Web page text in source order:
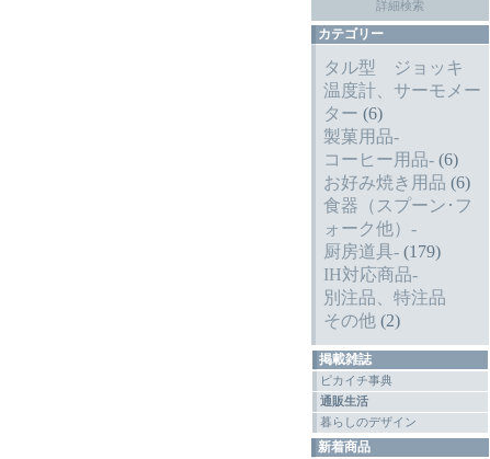
詳細検索
カテゴリー
タル型 ジョッキ
温度計、サーモメー
ター (6)
製菓用品-
コーヒー用品- (6)
お好み焼き用品 (6)
食器（スプーン･フ
ォーク他）-
厨房道具- (179)
IH対応商品-
別注品、特注品
その他 (2)
掲載雑誌
ピカイチ事典
通販生活
暮らしのデザイン
新着商品